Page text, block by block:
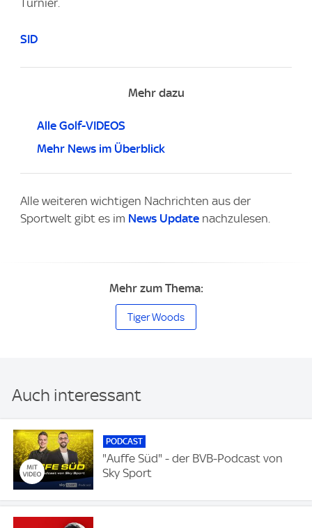
Turnier.
SID
Mehr dazu
Alle Golf-VIDEOS
Mehr News im Überblick
Alle weiteren wichtigen Nachrichten aus der
Sportwelt gibt es im News Update nachzulesen.
Mehr zum Thema:
Tiger Woods
Auch interessant
PODCAST
"Auffe Süd" - der BVB-Podcast von
Sky Sport